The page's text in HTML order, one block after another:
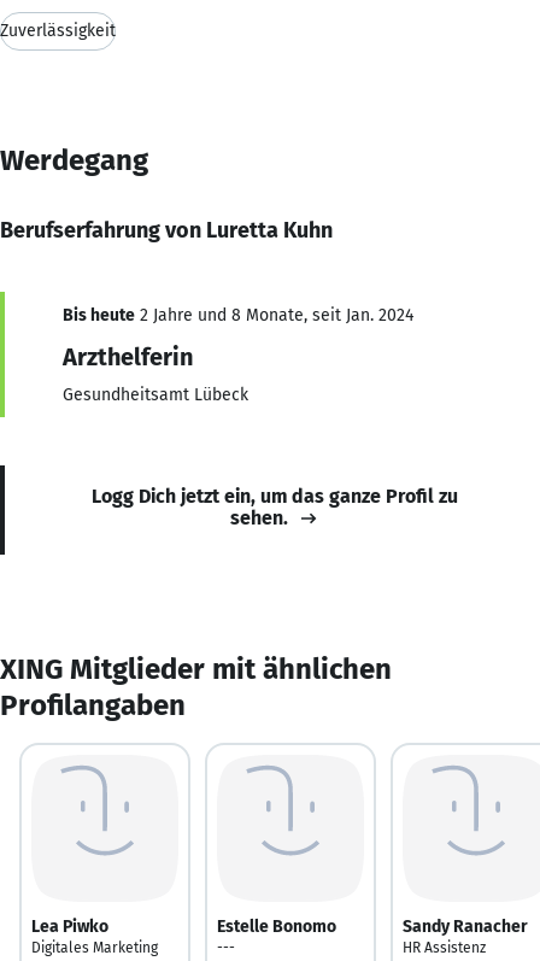
Zuverlässigkeit
Werdegang
Berufserfahrung von Luretta Kuhn
Bis heute 2 Jahre und 8 Monate, seit Jan. 2024
Arzthelferin
Gesundheitsamt Lübeck
Logg Dich jetzt ein, um das ganze Profil zu
sehen.
XING Mitglieder mit ähnlichen
Profilangaben
Lea Piwko
Digitales Marketing
Estelle Bonomo
---
Sandy Ranacher
HR Assistenz